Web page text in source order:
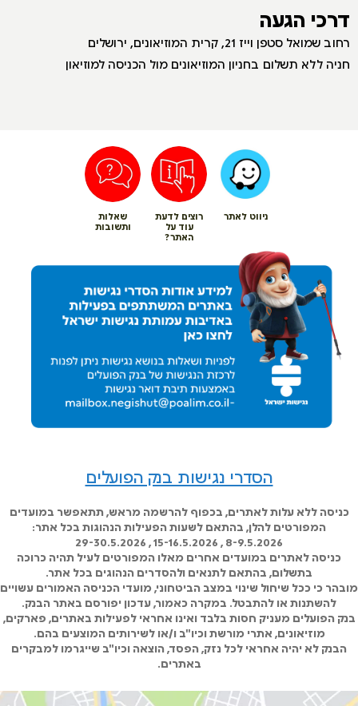
דרכי הגעה
רחוב שמואל סטפן וייז 21, קרית המוזיאונים, ירושלים
חניה ללא תשלום בחניון המוזיאונים מול הכניסה למוזיאון
ניווט לאתר
רוצים לדעת
עוד על
האתר?
שאלות
ותשובות
הסדרי נגישות בנק הפועלים
כניסה ללא עלות לאתרים, בכפוף להרשמה מראש, תתאפשר במועדים
המפורטים להלן, בהתאם לשעות הפעילות הנהוגות בכל אתר:
8-9.5.2026 , 15-16.5.2026 , 29-30.5.2026
כניסה לאתרים במועדים אחרים מאלו המפורטים לעיל תהיה כרוכה
בתשלום, בהתאם לתנאים ולהסדרים הנהוגים בכל אתר.
מובהר כי ככל שיחול שינוי במצב הביטחוני, מועדי הכניסה האמורים עשויים
להשתנות או להתבטל. במקרה כאמור, עדכון יפורסם באתר הבנק.
בנק הפועלים מעניק חסות בלבד ואינו אחראי לפעילות באתרים, פארקים,
מוזיאונים, אתרי מורשת וכיו"ב ו/או לשירותים המוצעים בהם.
הבנק לא יהיה אחראי לכל נזק, הפסד, הוצאה וכיו"ב שייגרמו למבקרים
באתרים.